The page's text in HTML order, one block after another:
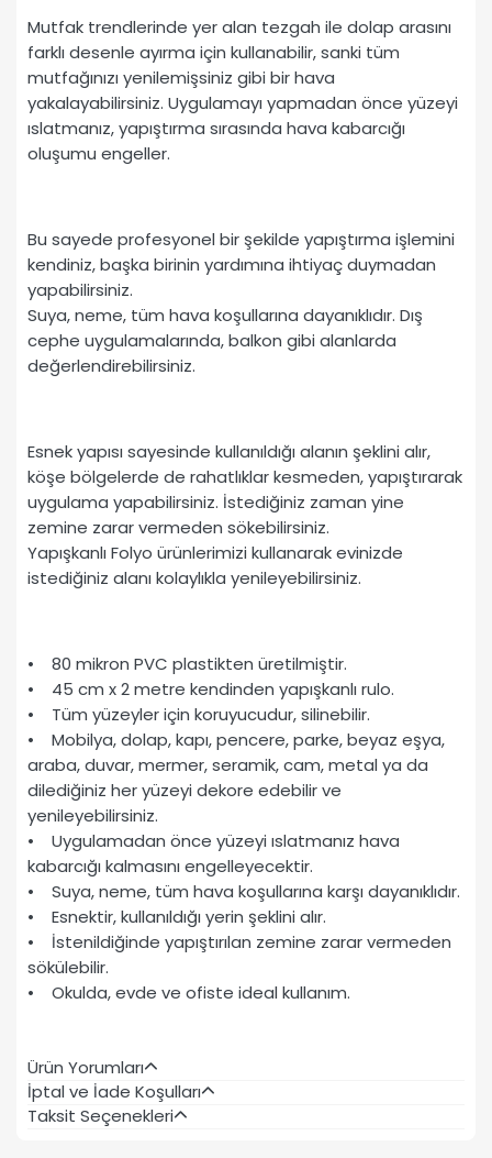
Mutfak trendlerinde yer alan tezgah ile dolap arasını
farklı desenle ayırma için kullanabilir, sanki tüm
mutfağınızı yenilemişsiniz gibi bir hava
yakalayabilirsiniz. Uygulamayı yapmadan önce yüzeyi
ıslatmanız, yapıştırma sırasında hava kabarcığı
oluşumu engeller.
Bu sayede profesyonel bir şekilde yapıştırma işlemini
kendiniz, başka birinin yardımına ihtiyaç duymadan
yapabilirsiniz.
Suya, neme, tüm hava koşullarına dayanıklıdır. Dış
cephe uygulamalarında, balkon gibi alanlarda
değerlendirebilirsiniz.
Esnek yapısı sayesinde kullanıldığı alanın şeklini alır,
köşe bölgelerde de rahatlıklar kesmeden, yapıştırarak
uygulama yapabilirsiniz. İstediğiniz zaman yine
zemine zarar vermeden sökebilirsiniz.
Yapışkanlı Folyo ürünlerimizi kullanarak evinizde
istediğiniz alanı kolaylıkla yenileyebilirsiniz.
• 80 mikron PVC plastikten üretilmiştir.
• 45 cm x 2 metre kendinden yapışkanlı rulo.
• Tüm yüzeyler için koruyucudur, silinebilir.
• Mobilya, dolap, kapı, pencere, parke, beyaz eşya,
araba, duvar, mermer, seramik, cam, metal ya da
dilediğiniz her yüzeyi dekore edebilir ve
yenileyebilirsiniz.
• Uygulamadan önce yüzeyi ıslatmanız hava
kabarcığı kalmasını engelleyecektir.
• Suya, neme, tüm hava koşullarına karşı dayanıklıdır.
• Esnektir, kullanıldığı yerin şeklini alır.
• İstenildiğinde yapıştırılan zemine zarar vermeden
sökülebilir.
• Okulda, evde ve ofiste ideal kullanım.
Ürün Yorumları
İptal ve İade Koşulları
Taksit Seçenekleri